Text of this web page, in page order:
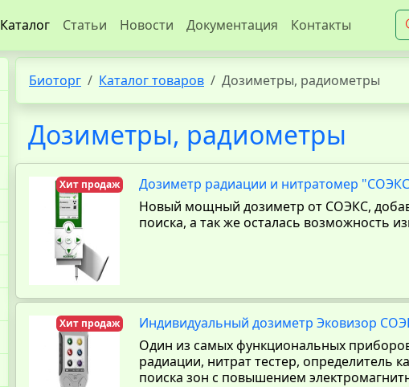
Каталог Статьи Новости Документация Контакты
Биоторг Каталог товаров Дозиметры, радиометры
Дозиметры, радиометры
Хит продаж
Дозиметр радиации и нитратомер
Новый мощный дозиметр от СОЭКС,
поиска, а так же осталась возможность
Хит продаж
Индивидуальный дозиметр Эковизор
Один из самых функциональных
радиации, нитрат тестер, определитель
поиска зон с повышением